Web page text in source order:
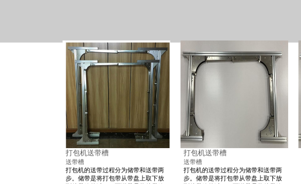
打包机送带槽
送带槽
打包机的送带过程分为储带和送带两
步。储带是将打包带从带盘上取下放
打包机送带槽
送带槽
打包机的送带过程分为储带和送带两
步。储带是将打包带从带盘上取下放